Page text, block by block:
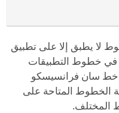
لا يطبق إلا على تطبيق
في خطوط التطبيقات
خط سان فرانسيسكو
الخطوط المتاحة على